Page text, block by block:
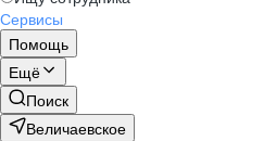
Сервисы
Помощь
Ещё
Поиск
Величаевское